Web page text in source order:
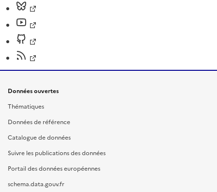
Données ouvertes
Thématiques
Données de référence
Catalogue de données
Suivre les publications des données
Portail des données européennes
schema.data.gouv.fr